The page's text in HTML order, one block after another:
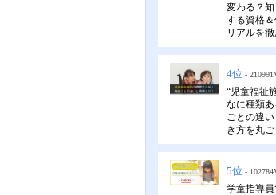
変わる？
する資格
リアルを
4位 -
“児童福祉
なに種類
ごとの違
き方を丸
5位 -
学童指導